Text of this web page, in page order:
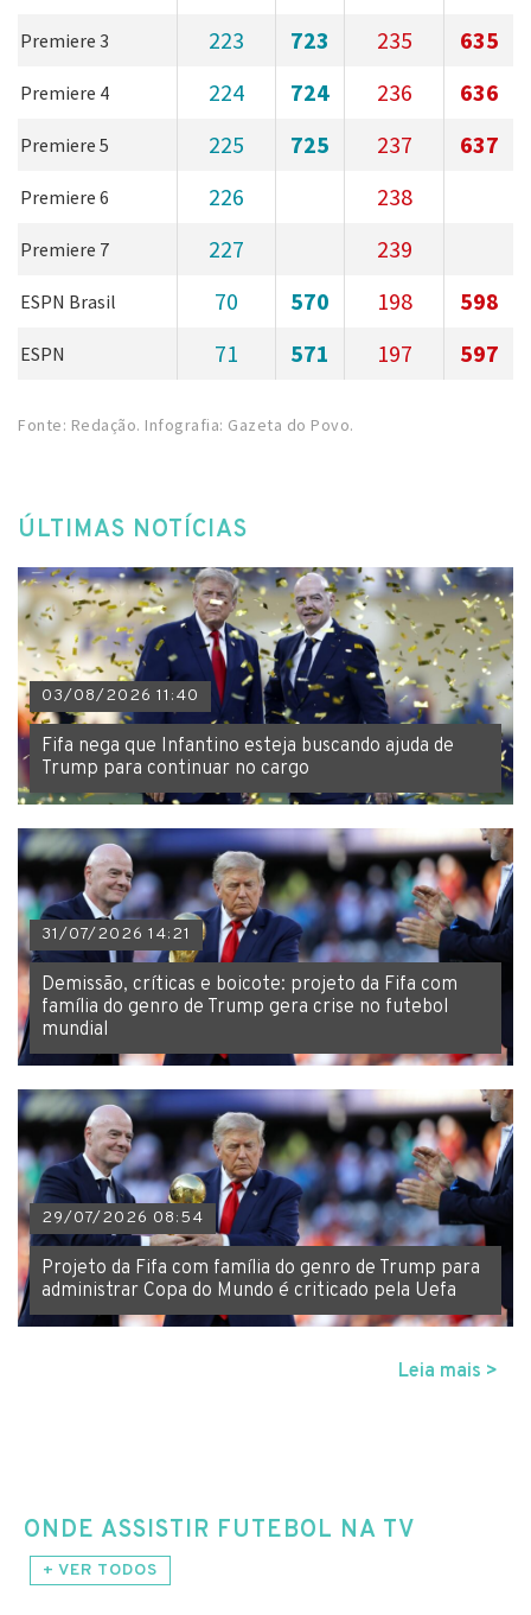
Premiere 3 223 723 235 635
Premiere 4 224 724 236 636
Premiere 5 225 725 237 637
Premiere 6 226 238
Premiere 7 227 239
ESPN Brasil 70 570 198 598
ESPN 71 571 197 597
Fonte: Redação. Infografia: Gazeta do Povo.
ÚLTIMAS NOTÍCIAS
03/08/2026 11:40
Fifa nega que Infantino esteja buscando ajuda de
Trump para continuar no cargo
31/07/2026 14:21
Demissão, críticas e boicote: projeto da Fifa com
família do genro de Trump gera crise no futebol
mundial
29/07/2026 08:54
Projeto da Fifa com família do genro de Trump para
administrar Copa do Mundo é criticado pela Uefa
Leia mais >
ONDE ASSISTIR FUTEBOL NA TV
+ VER TODOS